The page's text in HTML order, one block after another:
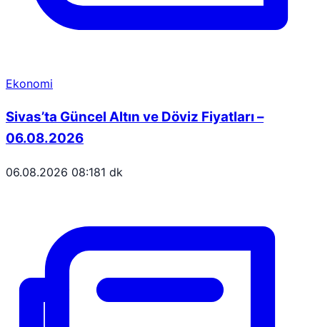
Ekonomi
Sivas’ta Güncel Altın ve Döviz Fiyatları –
06.08.2026
06.08.2026 08:181 dk